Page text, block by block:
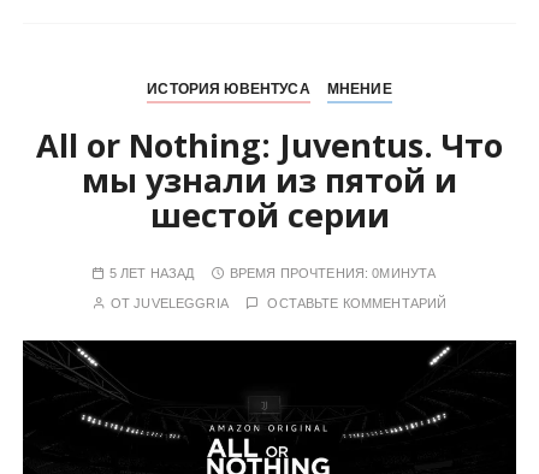
ИСТОРИЯ ЮВЕНТУСА МНЕНИЕ
All or Nothing: Juventus. Что
мы узнали из пятой и
шестой серии
5 ЛЕТ НАЗАД ВРЕМЯ ПРОЧТЕНИЯ:0МИНУТА
ОТJUVELEGGRIA ОСТАВЬТЕ КОММЕНТАРИЙ